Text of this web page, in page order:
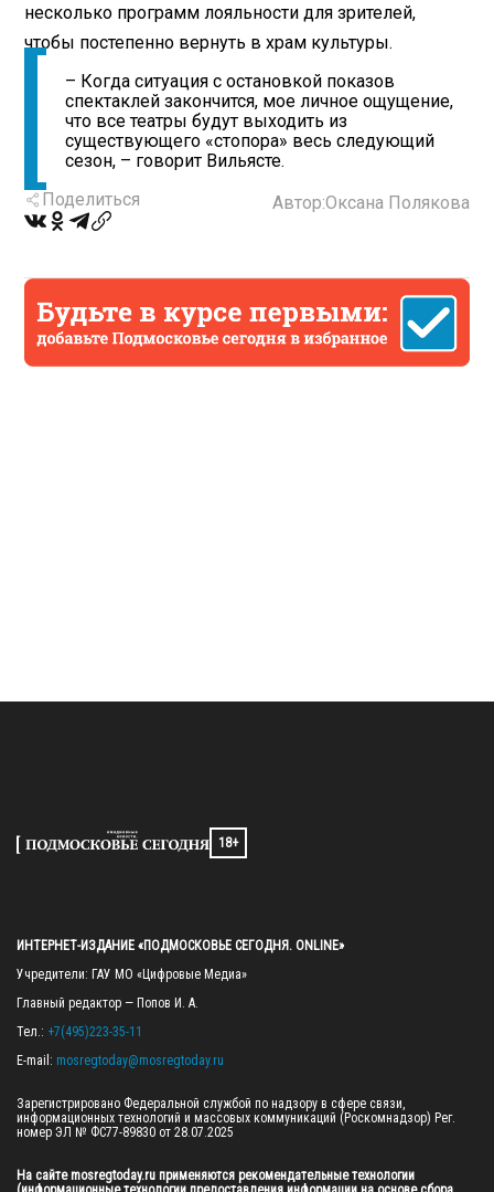
несколько программ лояльности для зрителей,
чтобы постепенно вернуть в храм культуры.
– Когда ситуация с остановкой показов
спектаклей закончится, мое личное ощущение,
что все театры будут выходить из
существующего «стопора» весь следующий
сезон, – говорит Вильясте.
Поделиться
Автор:Оксана Полякова
18+
ИНТЕРНЕТ-ИЗДАНИЕ «ПОДМОСКОВЬЕ СЕГОДНЯ. ONLINE»
Учредители: ГАУ МО «Цифровые Медиа»
Главный редактор — Попов И. А.
Тел.: +7(495)223-35-11
E-mail: mosregtoday@mosregtoday.ru
Зарегистрировано Федеральной службой по надзору в сфере связи,
информационных технологий и массовых коммуникаций (Роскомнадзор) Рег.
номер ЭЛ № ФС77-89830 от 28.07.2025
На сайте mosregtoday.ru применяются рекомендательные технологии